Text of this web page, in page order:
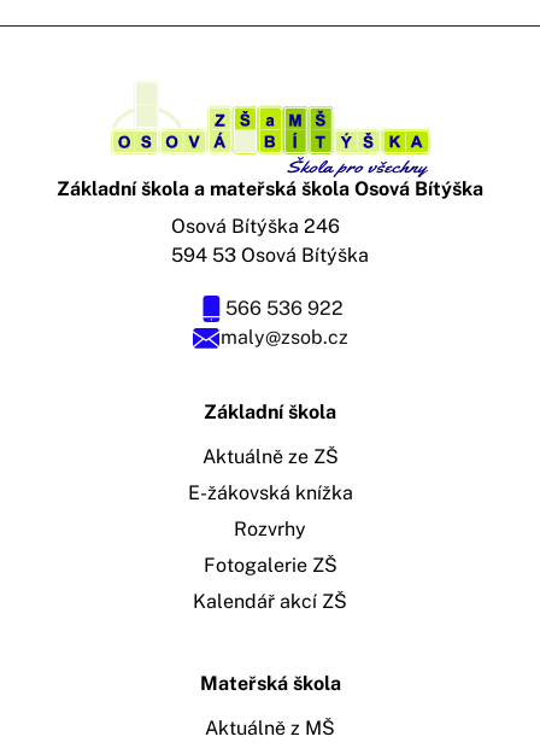
Základní škola a mateřská škola Osová Bítýška
maly@zsob.cz
566 536 922
Osová Bítýška 246
594 53 Osová Bítýška
Základní škola
Aktuálně ze ZŠ
E-žákovská knížka
Rozvrhy
Fotogalerie ZŠ
Kalendář akcí ZŠ
Mateřská škola
Aktuálně z MŠ